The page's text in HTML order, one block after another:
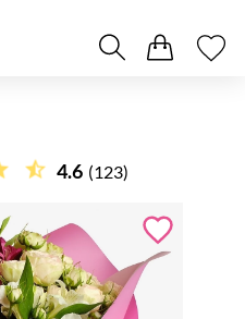
4.6 (123)